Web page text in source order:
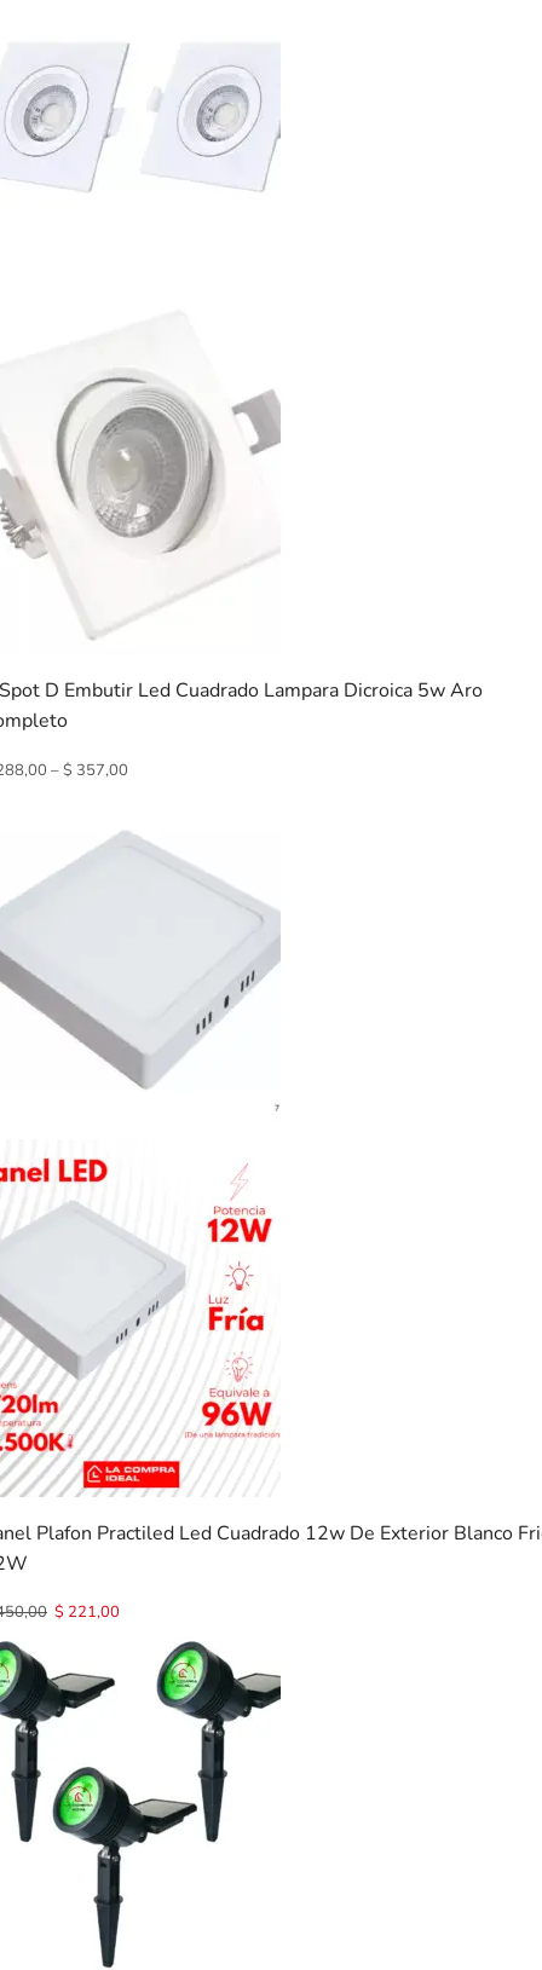
D Embutir Led Cuadrado Lampara Dicroica 5w Aro
–$ 357,00
Plafon Practiled Led Cuadrado 12w De Exterior Blanco
$ 221,00